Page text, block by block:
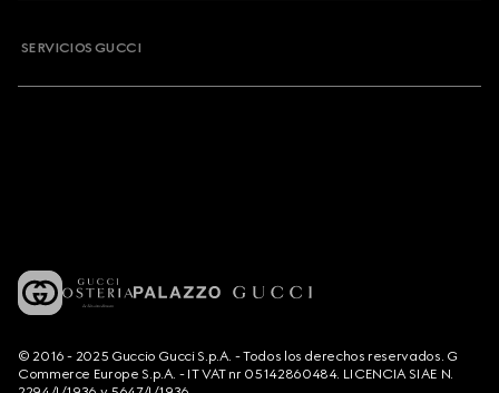
SERVICIOS GUCCI
© 2016 - 2025 Guccio Gucci S.p.A. - Todos los derechos reservados. G
Commerce Europe S.p.A. - IT VAT nr 05142860484. LICENCIA SIAE N.